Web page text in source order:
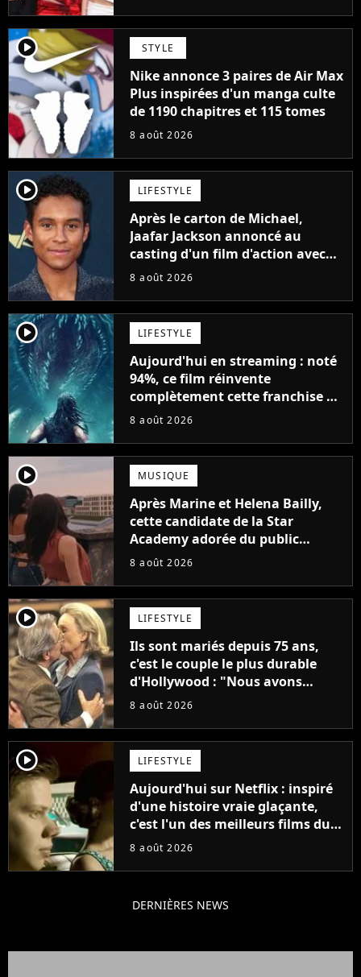
player2 STYLE
Nike annonce 3 paires de Air Max
Plus inspirées d'un manga culte
de 1190 chapitres et 115 tomes
8 août 2026
player2 LIFESTYLE
Après le carton de Michael,
Jaafar Jackson annoncé au
casting d'un film d'action avec
Will Smith
8 août 2026
player2 LIFESTYLE
Aujourd'hui en streaming : noté
94%, ce film réinvente
complètement cette franchise de
science-fiction vieille de 40 ans
8 août 2026
player2 MUSIQUE
Après Marine et Helena Bailly,
cette candidate de la Star
Academy adorée du public
annonce son premier album,
8 août 2026
player2 LIFESTYLE
Ils sont mariés depuis 75 ans,
c'est le couple le plus durable
d'Hollywood : "Nous avons
avancé jour après jour, et les
décennies"
8 août 2026
player2 LIFESTYLE
Aujourd'hui sur Netflix : inspiré
d'une histoire vraie glaçante,
c'est l'un des meilleurs films du
21ème siècle
8 août 2026
DERNIÈRES NEWS